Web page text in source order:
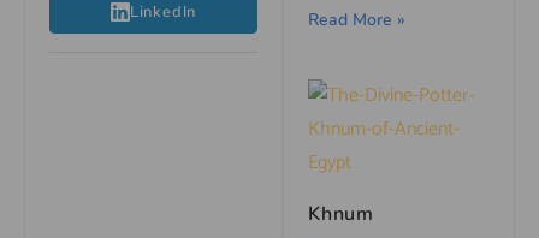
LinkedIn
Read More »
Khnum